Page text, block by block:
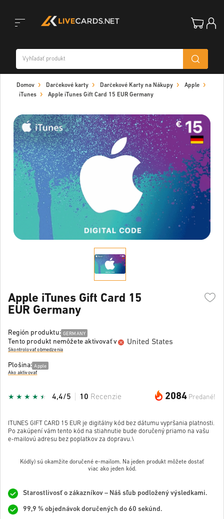
navigation
Domov Darčekové karty Darčekové Karty na Nákupy
Apple
iTunes
Apple iTunes Gift Card 15 EUR Germany
Apple iTunes Gift Card 15
EUR Germany
Región produktu: GERMANY
Tento produkt nemôžete aktivovať v United States
Skontrolovať obmedzenia
Plošina: Apple
Ako aktivovať
2084 Predané!
4,4/5 10 Recenzie
ITUNES GIFT CARD 15 EUR je digitálny kód bez dátumu vypršania platnosti.
Po zakúpení vám tento kód na stiahnutie bude doručený priamo na vašu
e-mailovú adresu bez poplatkov za dopravu.\
Kód(y) sú okamžite doručené e-mailom. Na jeden produkt môžete dostať
viac ako jeden kód.
Starostlivosť o zákazníkov – Náš sľub podložený výsledkami.
99,9 % objednávok doručených do 60 sekúnd.